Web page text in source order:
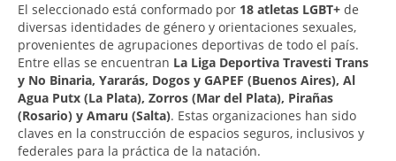
El seleccionado está conformado por 18 atletas LGBT+ de
diversas identidades de género y orientaciones sexuales,
provenientes de agrupaciones deportivas de todo el país.
Entre ellas se encuentran La Liga Deportiva Travesti Trans
y No Binaria, Yararás, Dogos y GAPEF (Buenos Aires), Al
Agua Putx (La Plata), Zorros (Mar del Plata), Pirañas
(Rosario) y Amaru (Salta). Estas organizaciones han sido
claves en la construcción de espacios seguros, inclusivos y
federales para la práctica de la natación.